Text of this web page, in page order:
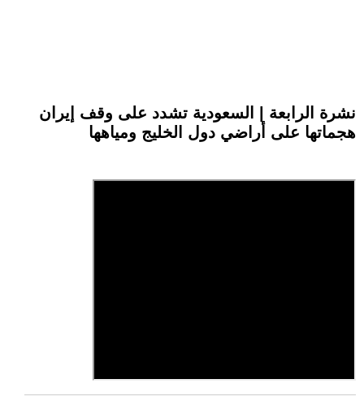
نشرة الرابعة | السعودية تشدد على وقف إيران
هجماتها على أراضي دول الخليج ومياهها